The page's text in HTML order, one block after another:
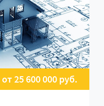
от 25 600 000 руб.